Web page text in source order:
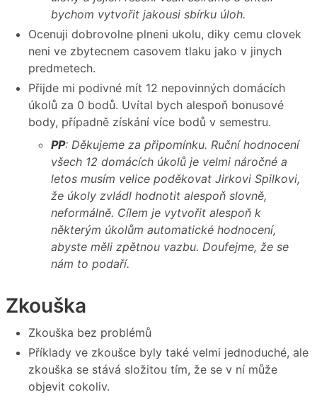
bychom vytvořit jakousi sbírku úloh.
Ocenuji dobrovolne plneni ukolu, diky cemu clovek
neni ve zbytecnem casovem tlaku jako v jinych
predmetech.
Přijde mi podivné mít 12 nepovinných domácích
úkolů za 0 bodů. Uvítal bych alespoň bonusové
body, případně získání více bodů v semestru.
PP: Děkujeme za připomínku. Ruční hodnocení
všech 12 domácích úkolů je velmi náročné a
letos musím velice poděkovat Jirkovi Spilkovi,
že úkoly zvládl hodnotit alespoň slovně,
neformálně. Cílem je vytvořit alespoň k
některým úkolům automatické hodnocení,
abyste měli zpětnou vazbu. Doufejme, že se
nám to podaří.
Zkouška
Zkouška bez problémů
Příklady ve zkoušce byly také velmi jednoduché, ale
zkouška se stává složitou tím, že se v ní může
objevit cokoliv.